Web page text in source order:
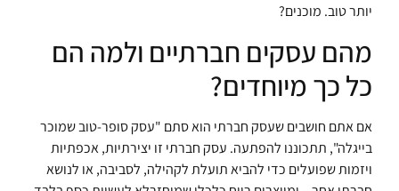
יותר טוב. מוכנים?
מהם עסקים חברתיים ולמה הם
כל כך מיוחדים?
אם אתם חושבים שעסק חברתי הוא סתם "עסק סופר-טוב שמוכר
בייגלה", תתכוננו להפתעה. עסק חברתי זו יצירתיות, אכפתיות
ויזמות שפועלים כדי להביא תועלת לקהילה, לסביבה, או לנושא